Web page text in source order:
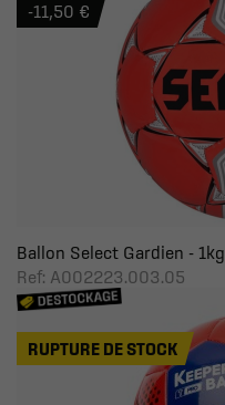
Ballon Select Gardien - 1kg
Ref: A002223.003.05
-11,50 €
RUPTURE DE STOCK